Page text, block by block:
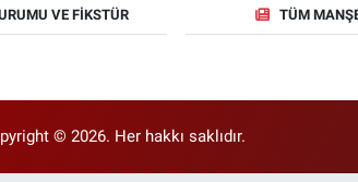
VE FIKSTÜR TÜM
© 2026. Her hakkı saklıdır.